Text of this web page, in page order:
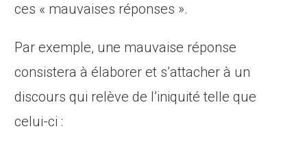
ces « mauvaises réponses ».
Par exemple, une mauvaise réponse
consistera à élaborer et s’attacher à un
discours qui relève de l’iniquité telle que
celui-ci :